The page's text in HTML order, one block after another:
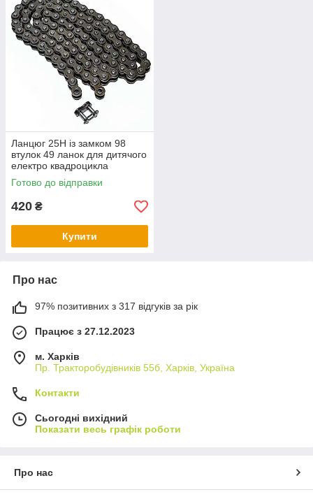
Ланцюг 25H із замком 98
втулок 49 ланок для дитячого
електро квадроцикла
Готово до відправки
420 ₴
Купити
Про нас
97% позитивних з 317 відгуків за рік
Працює з 27.12.2023
м. Харків
Пр. Тракторобудiвникiв 55б, Харків, Україна
Контакти
Сьогодні вихідний
Показати весь графік роботи
Про нас